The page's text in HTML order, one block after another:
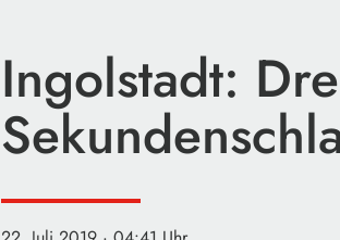
Ingolstadt: